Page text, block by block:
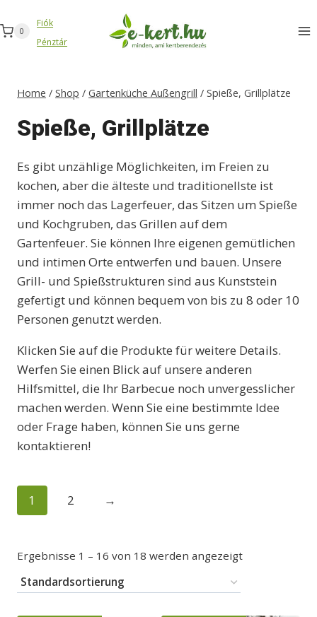
Inhalt
springen
0
Fiók
Pénztár
Home / Shop / Gartenküche Außengrill / Spieße, Grillplätze
Spieße, Grillplätze
Es gibt unzählige Möglichkeiten, im Freien zu
kochen, aber die älteste und traditionellste ist
immer noch das Lagerfeuer, das Sitzen um Spieße
und Kochgruben, das Grillen auf dem
Gartenfeuer. Sie können Ihre eigenen gemütlichen
und intimen Orte entwerfen und bauen. Unsere
Grill- und Spießstrukturen sind aus Kunststein
gefertigt und können bequem von bis zu 8 oder 10
Personen genutzt werden.
Klicken Sie auf die Produkte für weitere Details.
Werfen Sie einen Blick auf unsere anderen
Hilfsmittel, die Ihr Barbecue noch unvergesslicher
machen werden. Wenn Sie eine bestimmte Idee
oder Frage haben, können Sie uns gerne
kontaktieren!
1 2 →
Ergebnisse 1 – 16 von 18 werden angezeigt